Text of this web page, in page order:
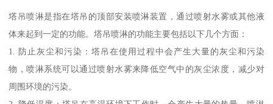
塔吊喷淋是指在塔吊的顶部安装喷淋装置，通过喷射水雾或其他液
体来起到一定的功能。塔吊喷淋的功能主要包括以下几个方面：
1. 防止灰尘和污染：塔吊在使用过程中会产生大量的灰尘和污染
物，喷淋系统可以通过喷射水雾来降低空气中的灰尘浓度，减少对
周围环境的污染。